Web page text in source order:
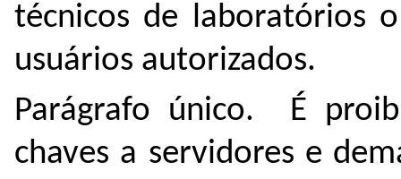
técnicos de laboratórios
usuários autorizados.
Parágrafo único. É
chaves a servidores e